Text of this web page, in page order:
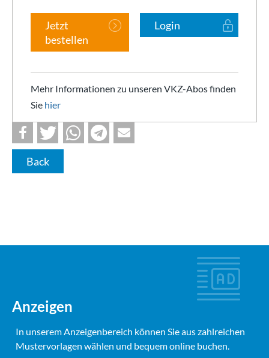
Jetzt
bestellen
Login
Mehr Informationen zu unseren VKZ-Abos finden
Sie hier
Back
Anzeigen
In unserem Anzeigenbereich können Sie aus zahlreichen
Mustervorlagen wählen und bequem online buchen.